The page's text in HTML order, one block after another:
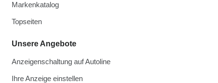
Markenkatalog
Topseiten
Unsere Angebote
Anzeigenschaltung auf Autoline
Ihre Anzeige einstellen